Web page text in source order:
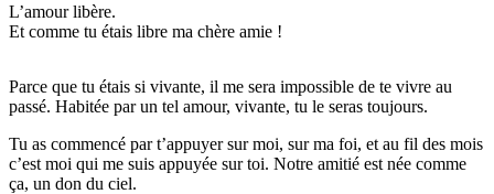
L’amour libère.
Et comme tu étais libre ma chère amie !
Parce que tu étais si vivante, il me sera impossible de te vivre au
passé. Habitée par un tel amour, vivante, tu le seras toujours.
Tu as commencé par t’appuyer sur moi, sur ma foi, et au fil des mois
c’est moi qui me suis appuyée sur toi. Notre amitié est née comme
ça, un don du ciel.